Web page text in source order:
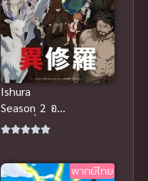
Ishura
Season 2 อสุ
ร่า ข้านี่แหล่ะ
พากย์ไทย